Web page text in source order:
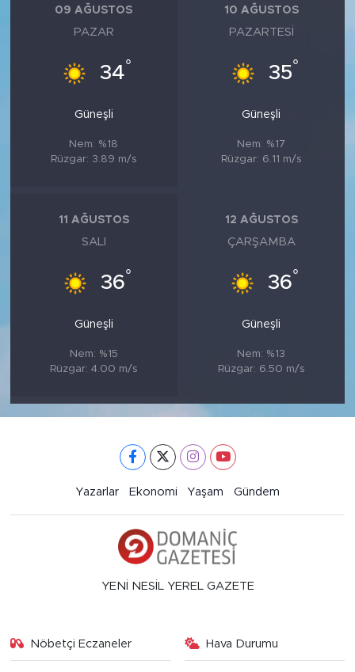
09 AĞUSTOS
PAZAR
34°
Güneşli
Nem: %18
Rüzgar: 3.89 m/s
10 AĞUSTOS
PAZARTESI
35°
Güneşli
Nem: %17
Rüzgar: 6.11 m/s
11 AĞUSTOS
SALI
36°
Güneşli
Nem: %15
Rüzgar: 4.00 m/s
12 AĞUSTOS
ÇARŞAMBA
36°
Güneşli
Nem: %13
Rüzgar: 6.50 m/s
Yazarlar Ekonomi Yaşam Gündem
YENİ NESİL YEREL GAZETE
Nöbetçi Eczaneler Hava Durumu